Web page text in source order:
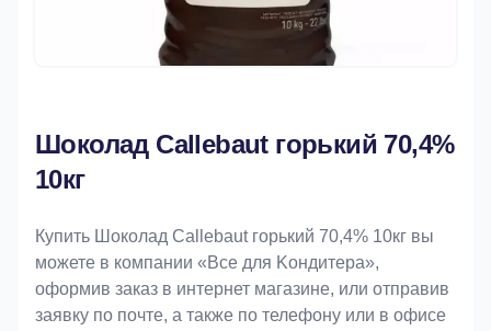
Шоколад Callebaut горький 70,4%
10кг
Купить Шоколад Callebaut горький 70,4% 10кг вы
можете в компании «Bce для Koндитeрa»,
оформив заказ в интернет магазине, или отправив
заявку по почте, а также по телефону или в офисе